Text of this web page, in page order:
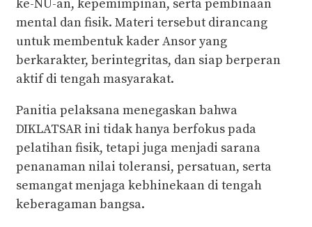
ke-NU-an, kepemimpinan, serta pembinaan
mental dan fisik. Materi tersebut dirancang
untuk membentuk kader Ansor yang
berkarakter, berintegritas, dan siap berperan
aktif di tengah masyarakat.
Panitia pelaksana menegaskan bahwa
DIKLATSAR ini tidak hanya berfokus pada
pelatihan fisik, tetapi juga menjadi sarana
penanaman nilai toleransi, persatuan, serta
semangat menjaga kebhinekaan di tengah
keberagaman bangsa.